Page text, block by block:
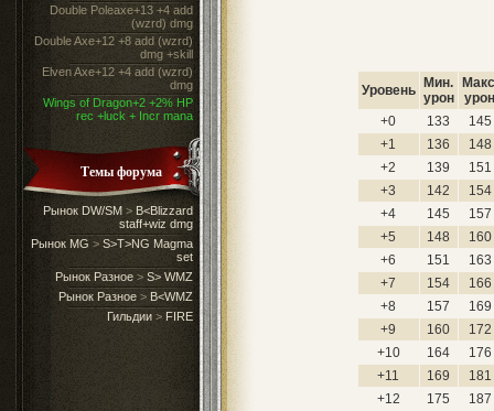
Double Poleaxe+13 +4 add
(wzrd) dmg
Double Axe+12 +8 add (wzrd)
dmg +skill
Elven Axe+12 +4 add (wzrd)
dmg
Wings of Dragon+2 +2% HP
rec +luck + Incr mana
Темы форума
Рынок DW/SM > B<Blizzard
staff+wiz dmg
Рынок MG > S>T>NG Magma
set
Рынок Разное > S> WMZ
Рынок Разное > B<WMZ
Гильдии > FIRE
Уровень
Мин.
урон
урон
+0
133
145
+1
136
148
+2
139
151
+3
142
154
+4
145
157
+5
148
160
+6
151
163
+7
154
166
+8
157
169
+9
160
172
+10
164
176
+11
169
181
+12
175
187